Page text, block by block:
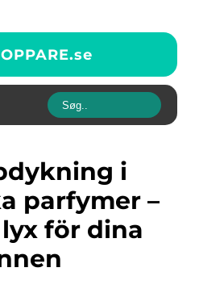
se
parfymer –
för dina